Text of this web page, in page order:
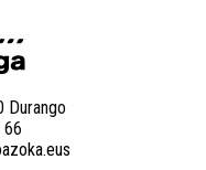
Durango
66